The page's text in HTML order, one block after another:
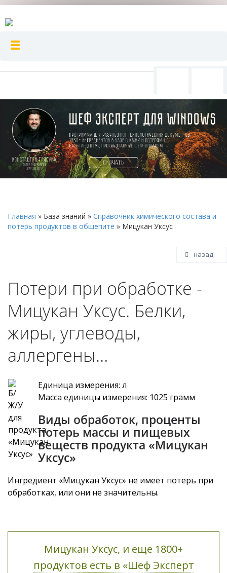
Главная » База знаний » Справочник химического состава и
потерь продуктов в общепите » Мицукан Уксус
назад
Потери при обработке -
Мицукан Уксус. Белки,
жиры, углеводы,
аллергены…
Единица измерения: л
Масса единицы измерения: 1025 грамм
Виды обработок, проценты
потерь массы и пищевых
веществ продукта «Мицукан
Уксус»
Ингредиент «Мицукан Уксус» не имеет потерь при
обработках, или они не значительны.
Мицукан Уксус, и еще 1800+
продуктов есть в «Шеф Эксперт